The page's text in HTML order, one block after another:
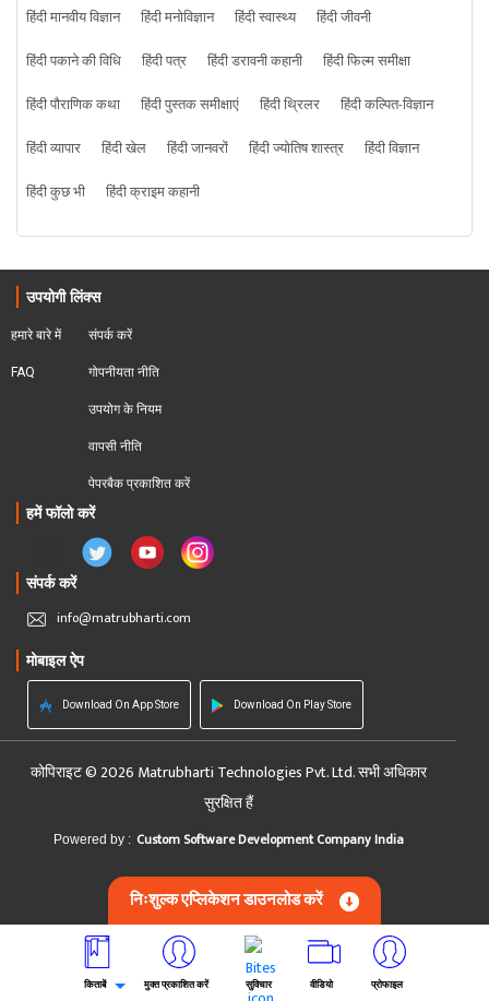
हिंदी मानवीय विज्ञान
हिंदी मनोविज्ञान हिंदी स्वास्थ्य
हिंदी जीवनी
हिंदी पकाने की विधि
हिंदी पत्र हिंदी डरावनी कहानी
हिंदी फिल्म समीक्षा
हिंदी पौराणिक कथा
हिंदी पुस्तक समीक्षाएं हिंदी थ्रिलर
हिंदी कल्पित-विज्ञान
हिंदी व्यापार
हिंदी खेल हिंदी जानवरों हिंदी ज्योतिष शास्त्र
हिंदी विज्ञान
हिंदी कुछ भी
हिंदी क्राइम कहानी
उपयोगी लिंक्स
हमारे बारे में
FAQ
संपर्क करें
गोपनीयता नीति
उपयोग के नियम
वापसी नीति
पेपरबैक प्रकाशित करें
हमें फॉलो करें
संपर्क करें
info@matrubharti.com
मोबाइल ऐप
Download On App Store Download On Play Store
कोपिराइट © 2026 Matrubharti Technologies Pvt. Ltd. सभी अधिकार
सुरक्षित हैं
Powered by : Custom Software Development Company India
निःशुल्क एप्लिकेशन डाउनलोड करें
किताबें मुक्त प्रकाशित करें सुविचार वीडियो प्रोफाइल